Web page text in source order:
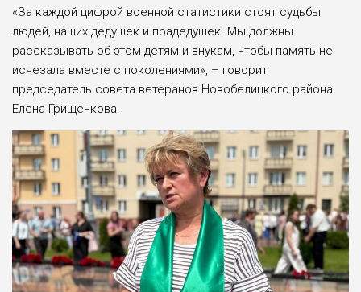
«За каждой цифрой военной статистики стоят судьбы
людей, наших дедушек и прадедушек. Мы должны
рассказывать об этом детям и внукам, чтобы память не
исчезала вместе с поколениями», – говорит
председатель совета ветеранов Новобелицкого района
Елена Грищенкова.